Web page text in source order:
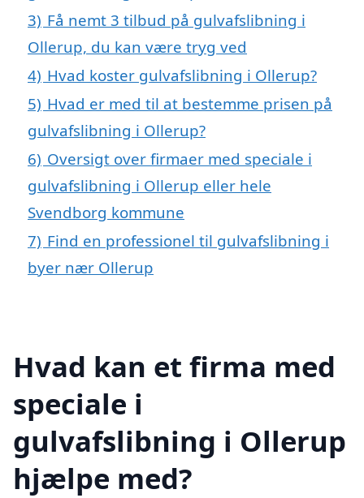
3) Få nemt 3 tilbud på gulvafslibning i
Ollerup, du kan være tryg ved
4) Hvad koster gulvafslibning i Ollerup?
5) Hvad er med til at bestemme prisen på
gulvafslibning i Ollerup?
6) Oversigt over firmaer med speciale i
gulvafslibning i Ollerup eller hele
Svendborg kommune
7) Find en professionel til gulvafslibning i
byer nær Ollerup
Hvad kan et firma med
speciale i
gulvafslibning i Ollerup
hjælpe med?